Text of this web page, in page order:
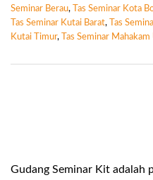
Seminar Berau, Tas Seminar Kota
Tas Seminar Kutai Barat, Tas
Kutai Timur, Tas Seminar Mahakam
Gudang Seminar Kit adalah